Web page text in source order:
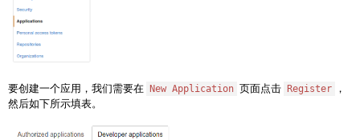
要创建一个应用，我们需要在 New Application 页面点击 Register
，
然后如下所示填表。